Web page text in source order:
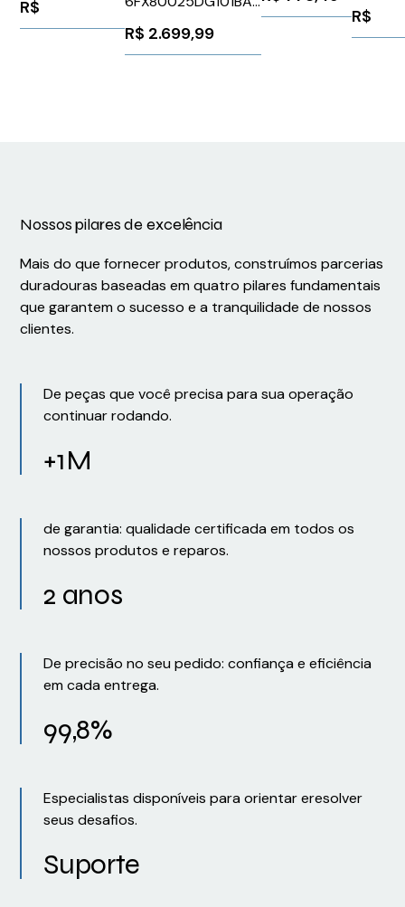
R$
Siemens 86230
R$ 2.699,99
Sense
R$
Nossos pilares de excelência
Mais do que fornecer produtos, construímos parcerias
duradouras baseadas em quatro pilares fundamentais
que garantem o sucesso e a tranquilidade de nossos
clientes.
De peças que você precisa para sua operação
continuar rodando.
+1M
de garantia: qualidade certificada em todos os
nossos produtos e reparos.
2 anos
De precisão no seu pedido: confiança e eficiência
em cada entrega.
99,8%
Especialistas disponíveis para orientar eresolver
seus desafios.
Suporte